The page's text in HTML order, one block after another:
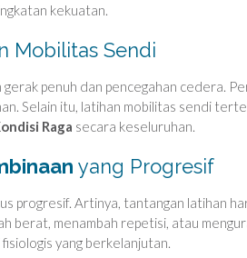
kekuatan.
Mobilitas Sendi
penuh dan pencegahan cedera.
Selain itu, latihan mobilitas sendi
Raga secara keseluruhan.
yang Progresif
progresif. Artinya, tantangan latihan
berat, menambah repetisi, atau
yang berkelanjutan.